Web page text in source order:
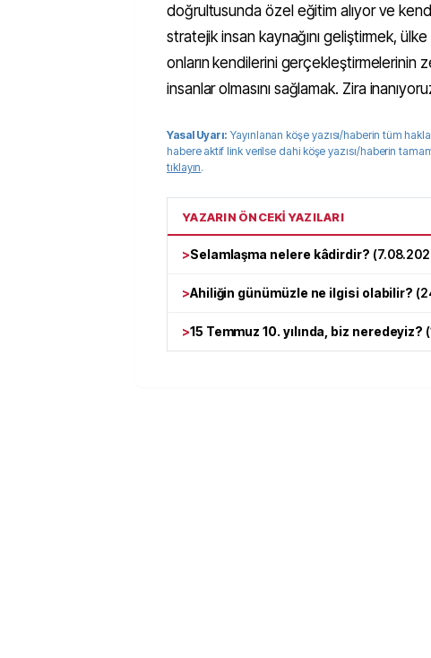
doğrultusunda özel eğitim alıyor ve
stratejik insan kaynağını geliştirmek,
onların kendilerini gerçekleştirmelerinin
insanlar olmasını sağlamak. Zira
Yasal Uyarı: Yayınlanan köşe yazısı/haberin tüm
habere aktif link verilse dahi köşe yazısı/haberin
tıklayın.
YAZARIN ÖNCEKİ YAZILARI
>Selamlaşma nelere kâdirdir? (
>Ahiliğin günümüzle ne ilgisi olabilir? (
>15 Temmuz 10. yılında, biz neredeyiz? (